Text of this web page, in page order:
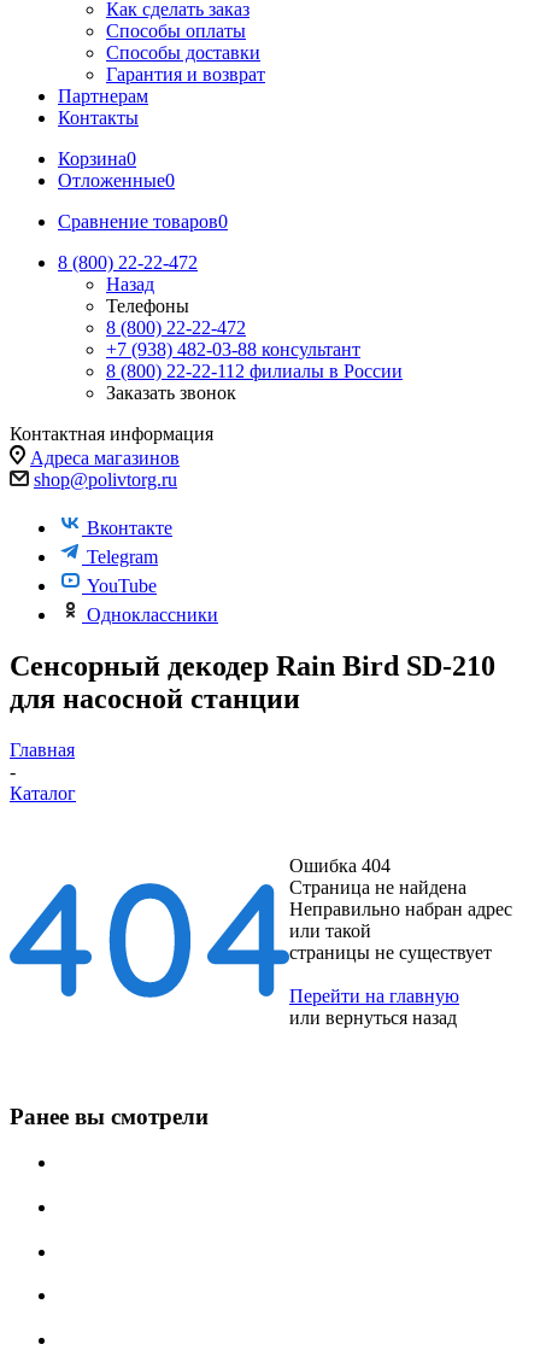
Как сделать заказ
Способы оплаты
Способы доставки
Гарантия и возврат
Партнерам
Контакты
Корзина0
Отложенные0
Сравнение товаров0
8 (800) 22-22-472
Назад
Телефоны
8 (800) 22-22-472
+7 (938) 482-03-88 консультант
8 (800) 22-22-112 филиалы в России
Заказать звонок
Контактная информация
Адреса магазинов
shop@polivtorg.ru
Вконтакте
Telegram
YouTube
Одноклассники
Сенсорный декодер Rain Bird SD-210
для насосной станции
Главная
-
Каталог
Ошибка 404
Страница не найдена
Неправильно набран адрес
или такой
страницы не существует
Перейти на главную
или вернуться назад
Ранее вы смотрели